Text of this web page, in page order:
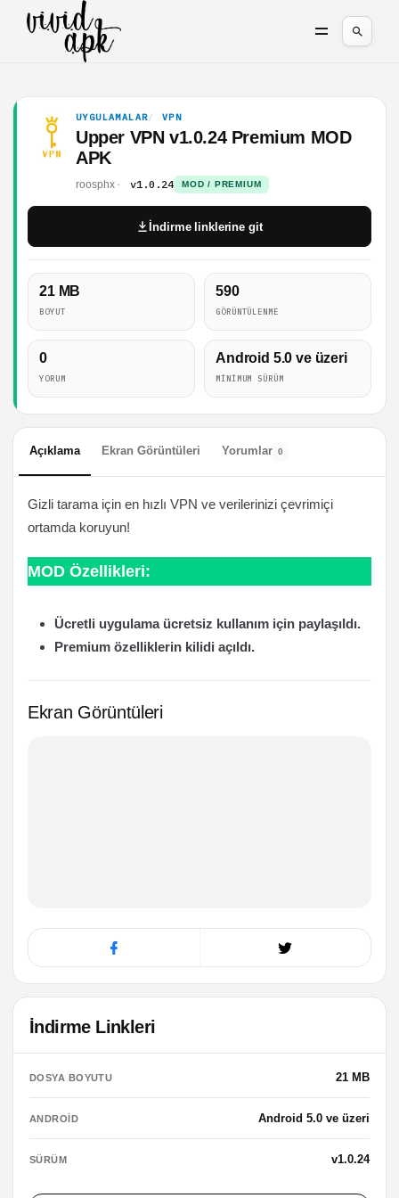
UYGULAMALAR VPN
Upper VPN v1.0.24 Premium MOD
APK
roosphx v1.0.24 MOD / PREMIUM
21 MB
BOYUT
590
GÖRÜNTÜLENME
0
YORUM
Android 5.0 ve üzeri
MINIMUM SÜRÜM
İndirme linklerine git
Açıklama Ekran Görüntüleri Yorumlar 0
Gizli tarama için en hızlı VPN ve verilerinizi çevrimiçi
ortamda koruyun!
MOD Özellikleri:
Ücretli uygulama ücretsiz kullanım için paylaşıldı.
Premium özelliklerin kilidi açıldı.
Ekran Görüntüleri
İndirme Linkleri
DOSYA BOYUTU 21 MB
ANDROID Android 5.0 ve üzeri
SÜRÜM v1.0.24